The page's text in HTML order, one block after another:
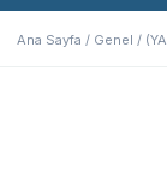
Ana Sayfa / Genel /